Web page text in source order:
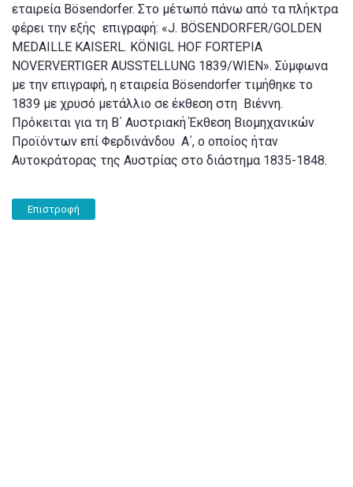
εταιρεία Bösendorfer. Στο μέτωπό πάνω από τα πλήκτρα
φέρει την εξής επιγραφή: «J. BÖSENDORFER/GOLDEN
MEDAILLE KAISERL. KÖNIGL HOF FORTEPIA
NOVERVERTIGER AUSSTELLUNG 1839/WIEN». Σύμφωνα
με την επιγραφή, η εταιρεία Βösendorfer τιμήθηκε το
1839 με χρυσό μετάλλιο σε έκθεση στη Βιέννη.
Πρόκειται για τη Β΄ Αυστριακή Έκθεση Βιομηχανικών
Προϊόντων επί Φερδινάνδου Α΄, ο οποίος ήταν
Αυτοκράτορας της Αυστρίας στο διάστημα 1835-1848.
Επιστροφή